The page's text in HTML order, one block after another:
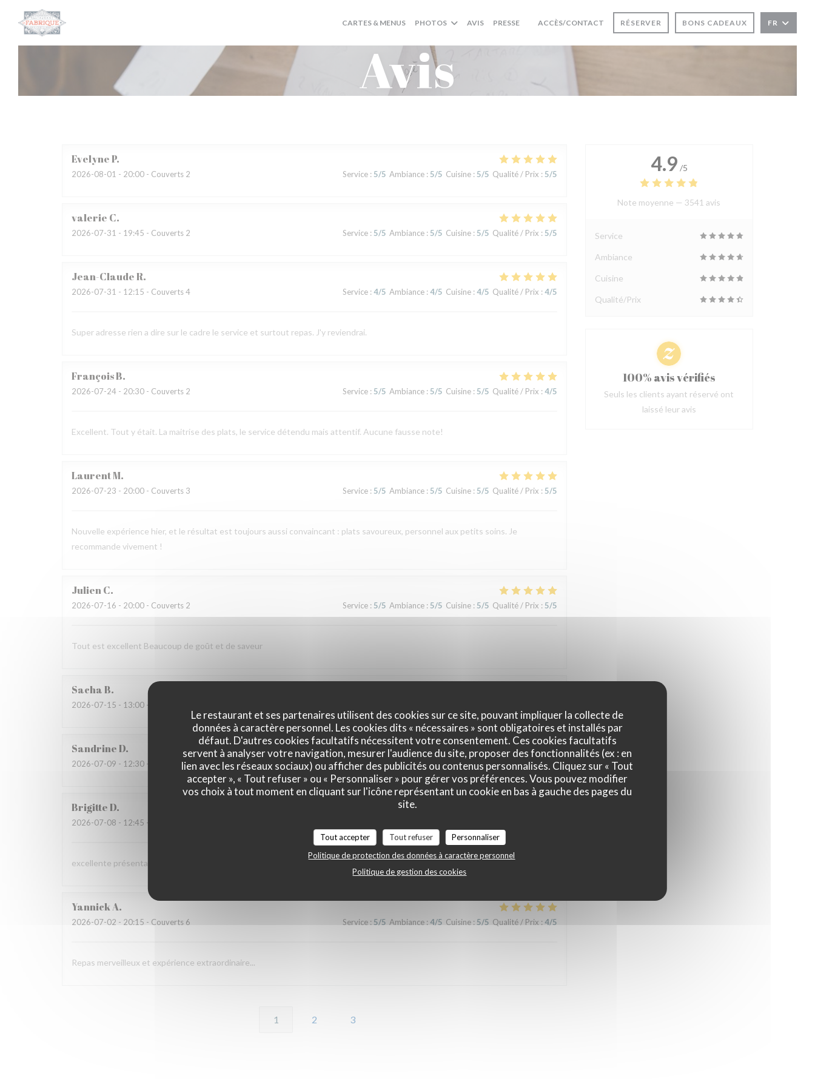
Personnalisation de vos choix en matière de cookies
Le restaurant et ses partenaires utilisent des cookies sur ce site, pouvant impliquer la collecte de
données à caractère personnel. Les cookies dits « nécessaires » sont obligatoires et installés par
défaut. D'autres cookies facultatifs nécessitent votre consentement. Ces cookies facultatifs
servent à analyser votre navigation, mesurer l'audience du site, proposer des fonctionnalités (ex : en
lien avec les réseaux sociaux) ou afficher des publicités ou contenus personnalisés. Cliquez sur « Tout
accepter », « Tout refuser » ou « Personnaliser » pour gérer vos préférences. Vous pouvez modifier
vos choix à tout moment en cliquant sur l'icône représentant un cookie en bas à gauche des pages du
site.
Tout accepter Tout refuser
Personnaliser
Politique de protection des données à caractère personnel
Politique de gestion des cookies
CARTES & MENUS PHOTOS AVIS PRESSE
((OUVRE UNE NOUVELLE FENÊTRE))
ACCÈS/CONTACT RÉSERVER BONS CADEAUX FR
Avis
EvelyneP
2026-08-01 - 20:00 - Couverts 2 Service: 5/5 Ambiance: 5/5 Cuisine: 5/5 Qualité / Prix : 5/5
valerie C
2026-07-31 - 19:45 - Couverts 2 Service: 5/5 Ambiance: 5/5 Cuisine: 5/5 Qualité / Prix : 5/5
Jean-ClaudeR
2026-07-31 - 12:15 - Couverts 4 Service: 4/5 Ambiance: 4/5 Cuisine: 4/5 Qualité / Prix : 4/5
Super adresse rien a dire sur le cadre le service et surtout repas. J'y reviendrai.
FrançoisB
2026-07-24 - 20:30 - Couverts 2 Service: 5/5 Ambiance: 5/5 Cuisine: 5/5 Qualité / Prix : 4/5
Excellent. Tout y était. La maitrise des plats, le service détendu mais attentif. Aucune fausse note!
LaurentM
2026-07-23 - 20:00 - Couverts 3 Service: 5/5 Ambiance: 5/5 Cuisine: 5/5 Qualité / Prix : 5/5
Nouvelle expérience hier, et le résultat est toujours aussi convaincant : plats savoureux, personnel aux petits soins. Je
recommande vivement !
JulienC
2026-07-16 - 20:00 - Couverts 2 Service: 5/5 Ambiance: 5/5 Cuisine: 5/5 Qualité / Prix : 5/5
Tout est excellent Beaucoup de goût et de saveur
SachaB
2026-07-15 - 13:00 - Couverts 3
SandrineD
2026-07-09 - 12:30 - Couverts 6 Service: 5/5 Ambiance: 5/5 Cuisine: 5/5 Qualité / Prix:5 /5
BrigitteD
2026-07-08 - 12:45 - Couverts 3
excellente présentation dans les assiettes et saveur très gouteuses pour les papilles
YannickA
2026-07-02 - 20:15 - Couverts 6 Service: 5/5 Ambiance: 4/5 Cuisine: 5/5 Qualité / Prix : 4/5
Repas merveilleux et expérience extraordinaire...
1 2 3
4.9 /5
Note moyenne —3541 avis
Service
Ambiance
Cuisine
Qualité/Prix
100% avis vérifiés
Seuls les clients ayant réservé ont
laissé leur avis